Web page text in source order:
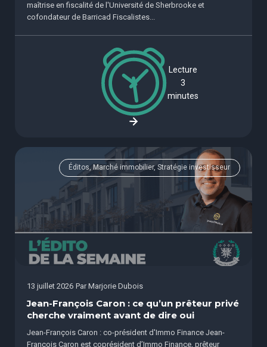
maîtrise en fiscalité de l'Université de Sherbrooke et
cofondateur de Barricad Fiscalistes...
Lecture
3
minutes
Éditos, Marché immobilier, Stratégie investisseur
13 juillet 2026 Par Marjorie Dubois
Jean-François Caron : ce qu’un prêteur privé
cherche vraiment avant de dire oui
Jean-François Caron : co-président d'Immo Finance Jean-
François Caron est coprésident d’Immo Finance, prêteur